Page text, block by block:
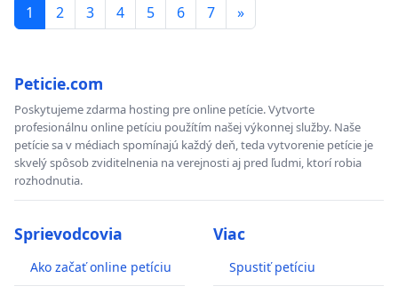
1 2 3 4 5 6 7 »
Peticie.com
Poskytujeme zdarma hosting pre online petície. Vytvorte
profesionálnu online petíciu použítím našej výkonnej služby. Naše
petície sa v médiach spomínajú každý deň, teda vytvorenie petície je
skvelý spôsob zviditelnenia na verejnosti aj pred ľudmi, ktorí robia
rozhodnutia.
Sprievodcovia
Ako začať online petíciu
Viac
Spustiť petíciu